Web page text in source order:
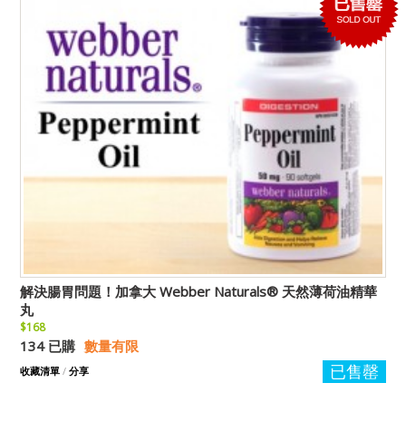
解決腸胃問題！加拿大 Webber Naturals® 天然薄荷油精華
丸
$168
134 已購 數量有限
已售罄
收藏清單 / 分享